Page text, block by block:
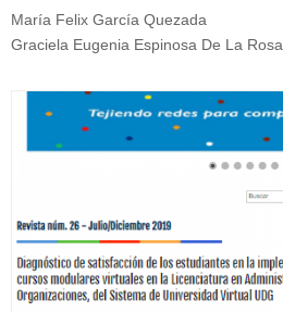
María Felix García Quezada
Graciela Eugenia Espinosa De La Rosa